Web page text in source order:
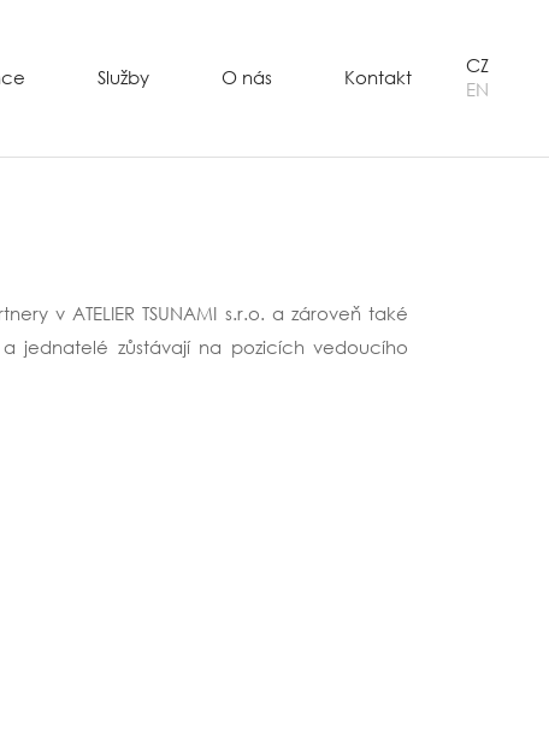
Služby O nás Kontakt
CZ
EN
v ATELIER TSUNAMI s.r.o. a zároveň také
jednatelé zůstávají na pozicích vedoucího